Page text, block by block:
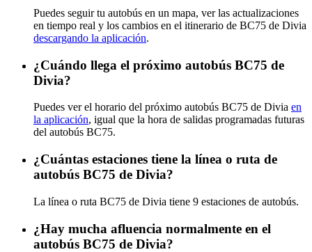
Puedes seguir tu autobús en un mapa, ver las actualizaciones
en tiempo real y los cambios en el itinerario de BC75 de Divia
descargando la aplicación.
¿Cuándo llega el próximo autobús BC75 de
Divia?
Puedes ver el horario del próximo autobús BC75 de Divia en
la aplicación, igual que la hora de salidas programadas futuras
del autobús BC75.
¿Cuántas estaciones tiene la línea o ruta de
autobús BC75 de Divia?
La línea o ruta BC75 de Divia tiene 9 estaciones de autobús.
¿Hay mucha afluencia normalmente en el
autobús BC75 de Divia?